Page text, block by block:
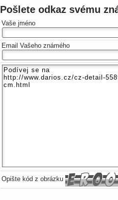
Pošlete odkaz svému
Vaše jméno
Email Vašeho známého
Opište kód z obrázku